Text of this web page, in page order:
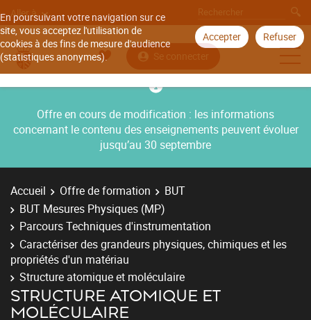
En poursuivant votre navigation sur ce
site, vous acceptez l'utilisation de
cookies à des fins de mesure d'audience
(statistiques anonymes).
Accepter Refuser
Aller à
Se connecter
Offre en cours de modification : les informations
concernant le contenu des enseignements peuvent évoluer
jusqu’au 30 septembre
Accueil Offre de formation
BUT
BUT Mesures Physiques (MP)
Parcours Techniques d'instrumentation
Caractériser des grandeurs physiques, chimiques et les
propriétés d'un matériau
Structure atomique et moléculaire
STRUCTURE ATOMIQUE ET
MOLÉCULAIRE